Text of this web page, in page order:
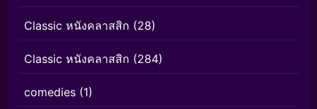
Classic หนังคลาสสิก (28)
Classic หนังคลาสสิก (284)
comedies (1)